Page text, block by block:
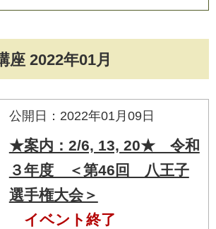
座 2022年01月
公開日：2022年01月09日
★案内：2/6, 13, 20★ 令和
３年度 ＜第46回 八王子
選手権大会＞
イベント終了